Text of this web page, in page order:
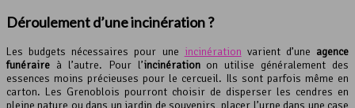
Déroulement d’une incinération ?
Les budgets nécessaires pour une incinération varient d’une agence
funéraire à l’autre. Pour l’incinérationon utilise généralement des
essences moins précieuses pour le cercueil. Ils sont parfois même en
carton. Les Grenoblois pourront choisir de disperser les cendres en
pleine nature ou dans un jardin de souvenirs, placer l’urne dans une case